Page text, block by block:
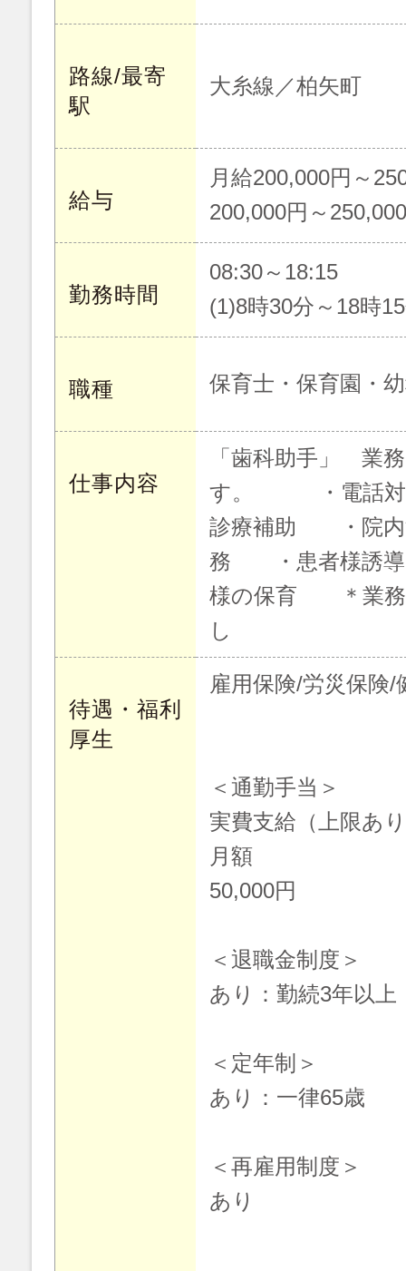
路線/最寄
駅
大糸線／柏矢町
給与
月給200,000円～
200,000円～
勤務時間
08:30～18:15
(1)8時30分～18時
職種 保育士・保育園・
仕事内容
「歯科助手」 業
す。 ・電話対
診療補助 ・院内
務 ・患者様誘
様の保育 ＊業務
し
待遇・福利
厚生
雇用保険/労災保険/
＜通勤手当＞
実費支給（上限あ
月額
50,000円
＜退職金制度＞
あり：勤続3年以上
＜定年制＞
あり：一律65歳
＜再雇用制度＞
あり